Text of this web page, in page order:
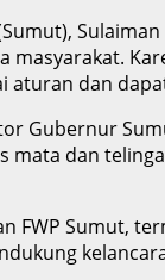
aturan dan
Gubernur
dan
Sumut,